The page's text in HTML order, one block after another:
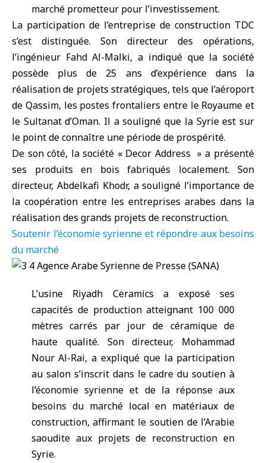
marché prometteur pour l’investissement.
La participation de l’entreprise de construction TDC
s’est distinguée. Son directeur des opérations,
l’ingénieur Fahd Al-Malki, a indiqué que la société
possède plus de 25 ans d’expérience dans la
réalisation de projets stratégiques, tels que l’aéroport
de Qassim, les postes frontaliers entre le Royaume et
le Sultanat d’Oman. Il a souligné que la Syrie est sur
le point de connaître une période de prospérité.
De son côté, la société « Decor Address » a présenté
ses produits en bois fabriqués localement. Son
directeur, Abdelkafi Khodr, a souligné l’importance de
la coopération entre les entreprises arabes dans la
réalisation des grands projets de reconstruction.
Soutenir l’économie syrienne et répondre aux besoins
du marché
L’usine Riyadh Ceramics a exposé ses
capacités de production atteignant 100 000
mètres carrés par jour de céramique de
haute qualité. Son directeur, Mohammad
Nour Al-Rai, a expliqué que la participation
au salon s’inscrit dans le cadre du soutien à
l’économie syrienne et de la réponse aux
besoins du marché local en matériaux de
construction, affirmant le soutien de l’Arabie
saoudite aux projets de reconstruction en
Syrie.